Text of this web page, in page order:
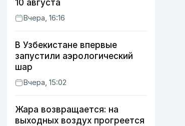
10 августа
Вчера, 16:16
В Узбекистане впервые
запустили аэрологический
шар
Вчера, 15:02
Жара возвращается: на
выходных воздух прогреется